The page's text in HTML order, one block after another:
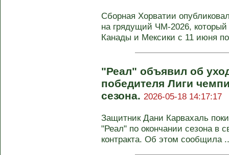
Сборная Хорватии
на грядущий ЧМ-2026,
Канады и Мексики с 11 июня
"Реал" объявил об
победителя Лиги
сезона. 2026-05-18 14:17:17
Защитник Дани Карвахаль
"Реал" по окончании сезона в
контракта. Об этом сообщила